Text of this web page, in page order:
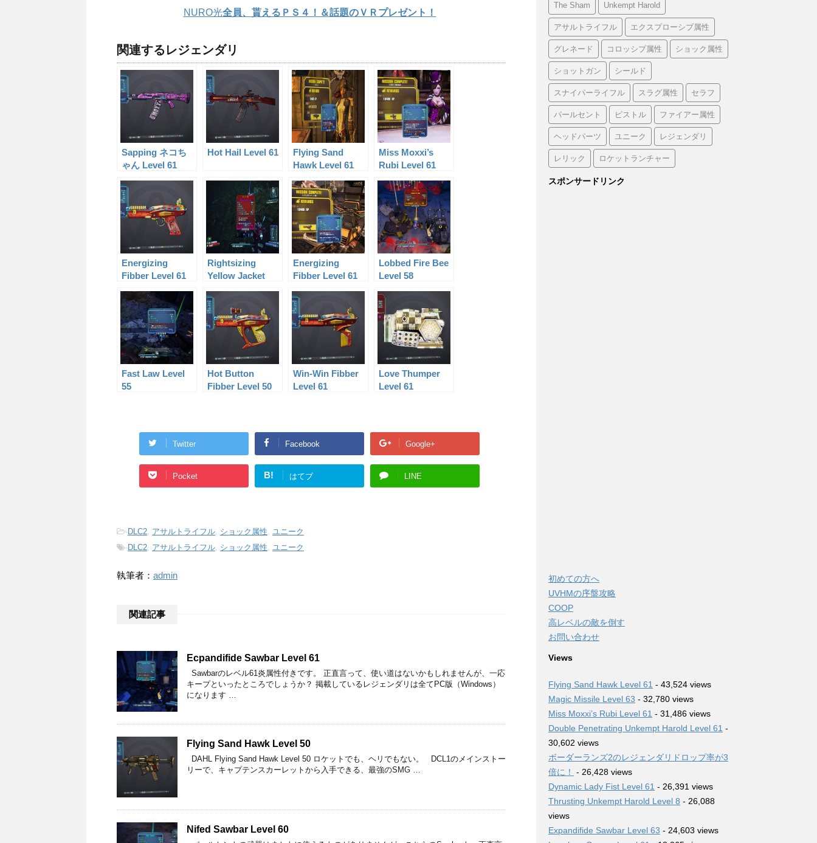
NURO光全員、貰えるＰＳ４！＆話題のＶＲプレゼント！
関連するレジェンダリ
Sapping ネコち
ゃん Level 61
Hot Hail Level 61
Flying Sand
Hawk Level 61
Miss Moxxi’s
Rubi Level 61
Energizing
Fibber Level 61
Rightsizing
Yellow Jacket
Energizing
Fibber Level 61
Lobbed Fire Bee
Level 58
Fast Law Level
55
Hot Button
Fibber Level 50
Win-Win Fibber
Level 61
Love Thumper
Level 61
Twitter Facebook Google+
Pocket B! はてブ LINE
-DLC2, アサルトライフル, ショック属性, ユニーク
-DLC2, アサルトライフル, ショック属性, ユニーク
執筆者： admin
関連記事
Ecpandifide Sawbar Level 61
Sawbarのレベル61炎属性付きです。 正直言って、使い道はないかもしれませんが、一応
キープといったところでしょうか？ 掲載しているレジェンダリは全てPC版（Windows）
になります …
Flying Sand Hawk Level 50
DAHL Flying Sand Hawk Level 50 ロケットでも、ヘリでもない。 DCL1のメインストー
リーで、キャプテンスカーレットから入手できる、最強のSMG …
Nifed Sawbar Level 60
The Sham Unkempt Harold
アサルトライフル エクスプローシブ属性
グレネード コロッシプ属性 ショック属性
ショットガン シールド
スナイパーライフル スラグ属性 セラフ
パールセント ピストル ファイアー属性
ヘッドパーツ ユニーク レジェンダリ
レリック ロケットランチャー
スポンサードリンク
初めての方へ
UVHMの序盤攻略
COOP
高レベルの敵を倒す
お問い合わせ
Views
Flying Sand Hawk Level 61 - 43,524 views
Magic Missile Level 63 - 32,780 views
Miss Moxxi’s Rubi Level 61 - 31,486 views
Double Penetrating Unkempt Harold Level 61 -
30,602 views
ボーダーランズ2のレジェンダリドロップ率が3
倍に！
- 26,428 views
Dynamic Lady Fist Level 61 - 26,391 views
Thrusting Unkempt Harold Level 8 - 26,088
views
Expandifide Sawbar Level 63 - 24,603 views